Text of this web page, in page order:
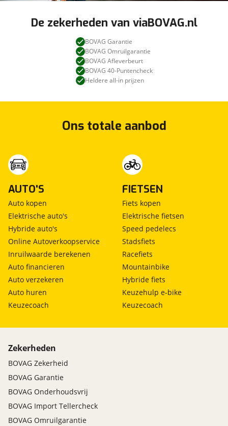
De zekerheden van viaBOVAG.nl
BOVAG Garantie
BOVAG Omruilgarantie
BOVAG Afleverbeurt
BOVAG 40-Puntencheck
Heldere all-in prijzen
Ons totale aanbod
AUTO'S
Auto kopen
Elektrische auto's
Hybride auto's
Online Autoverkoopservice
Inruilwaarde berekenen
Auto financieren
Auto verzekeren
Auto huren
Keuzecoach
FIETSEN
Fiets kopen
Elektrische fietsen
Speed pedelecs
Stadsfiets
Racefiets
Mountainbike
Hybride fiets
Keuzehulp e-bike
Keuzecoach
Zekerheden
BOVAG Zekerheid
BOVAG Garantie
BOVAG Onderhoudsvrij
BOVAG Import Tellercheck
BOVAG Omruilgarantie